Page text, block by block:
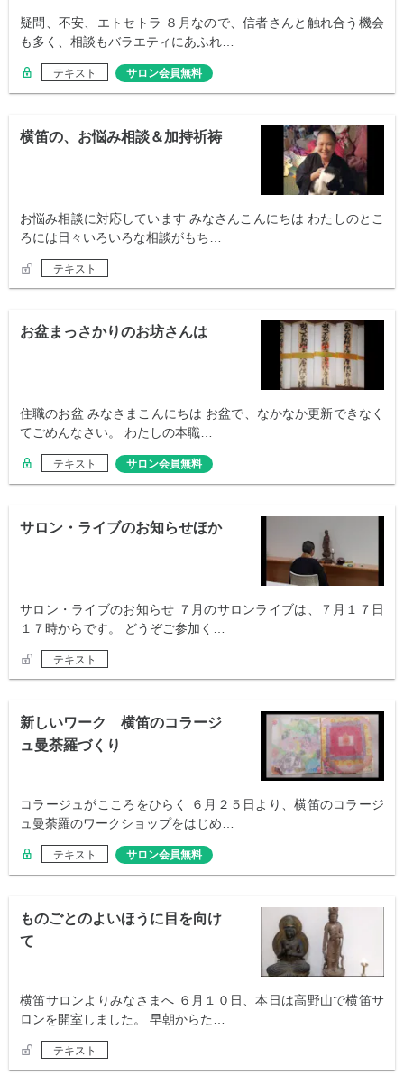
疑問、不安、エトセトラ ８月なので、信者さんと触れ合う機会
も多く、相談もバラエティにあふれ…
テキスト サロン会員無料
横笛の、お悩み相談＆加持祈祷
お悩み相談に対応しています みなさんこんにちは わたしのとこ
ろには日々いろいろな相談がもち…
テキスト
お盆まっさかりのお坊さんは
住職のお盆 みなさまこんにちは お盆で、なかなか更新できなく
てごめんなさい。 わたしの本職…
テキスト サロン会員無料
サロン・ライブのお知らせほか
サロン・ライブのお知らせ ７月のサロンライブは、７月１７日
１７時からです。 どうぞご参加く…
テキスト
新しいワーク 横笛のコラージ
ュ曼荼羅づくり
コラージュがこころをひらく ６月２５日より、横笛のコラージ
ュ曼荼羅のワークショップをはじめ…
テキスト サロン会員無料
ものごとのよいほうに目を向け
て
横笛サロンよりみなさまへ ６月１０日、本日は高野山で横笛サ
ロンを開室しました。 早朝からた…
テキスト